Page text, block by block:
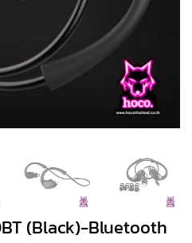
(Black)-Bluetooth